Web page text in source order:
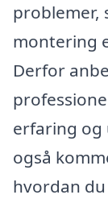
problemer,
montering
Derfor
erfaring og
også
hvordan